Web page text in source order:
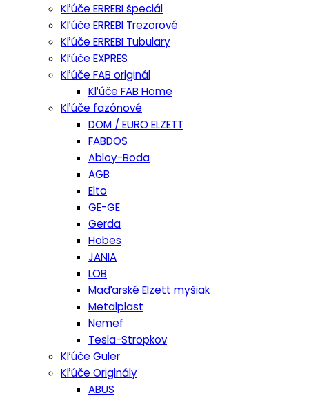
Kľúče ERREBI špeciál
Kľúče ERREBI Trezorové
Kľúče ERREBI Tubulary
Kľúče EXPRES
Kľúče FAB originál
Kľúče FAB Home
Kľúče fazónové
DOM / EURO ELZETT
FABDOS
Abloy-Boda
AGB
Elto
GE-GE
Gerda
Hobes
JANIA
LOB
Maďarské Elzett myšiak
Metalplast
Nemef
Tesla-Stropkov
Kľúče Guler
Kľúče Originály
ABUS